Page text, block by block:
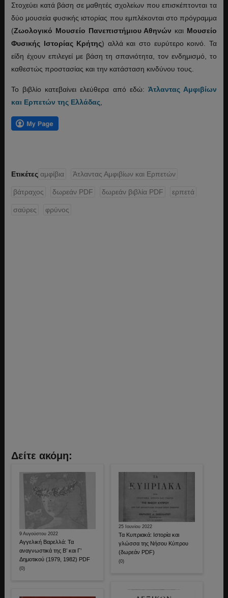
Στοχεύει κατά βάση σε μαθητές σχολείων που επισκέπτονται τα
δύο μουσεία φυσικής ιστορίας που εμπλέκονται στο πρόγραμμα
(Ζωολογικό Μουσείο Πανεπιστήμιου Αθηνών και Μουσείο
Φυσικής Ιστορίας Κρήτης) αλλά και στο ευρύτερο κοινό. Τα
είδη έχουν επιλεγεί με βάση τη σπανιότητα, τον ενδημισμό, το
καθεστώς προστασίας και την κατάσταση κινδύνου τους.
Το βιβλίο κατεβαίνει ελεύθερα από εδώ: Άτλαντας Αμφιβίων
και Ερπετών της Ελλάδας
Ετικέτες αμφίβια Άτλαντας Αμφιβίων και Ερπετών
βάτραχος δωρεάν PDF δωρεάν βιβλία PDF ερπετά
σαύρες φρύνος
Δείτε ακόμη:
9 Αυγούστου 2022
Αγγελική Βαρελλά: Τα
αναγνωστικά της Β’ και Γ’
Δημοτικού (1979, 1982) PDF
(0)
25 Ιουνίου 2022
Τα Κυπριακά: Ιστορία και
γλώσσα της Νήσου Κύπρου
(δωρεάν PDF)
(0)